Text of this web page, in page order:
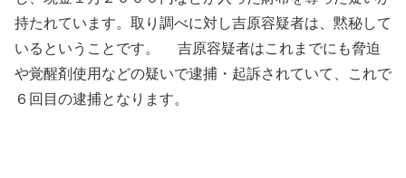
持たれています。取り調べに対し吉原容疑者は、黙秘して
いるということです。 吉原容疑者はこれまでにも脅迫
や覚醒剤使用などの疑いで逮捕・起訴されていて、これで
６回目の逮捕となります。